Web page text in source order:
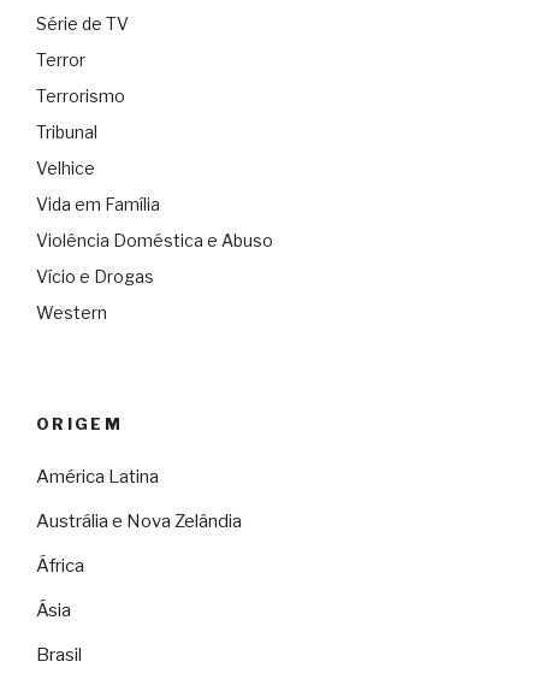
Série de TV
Terror
Terrorismo
Tribunal
Velhice
Vida em Família
Violência Doméstica e Abuso
Vício e Drogas
Western
ORIGEM
América Latina
Austrália e Nova Zelândia
África
Ásia
Brasil